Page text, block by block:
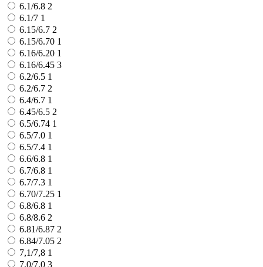
6.1/6.8 2
6.1/7 1
6.15/6.7 2
6.15/6.70 1
6.16/6.20 1
6.16/6.45 3
6.2/6.5 1
6.2/6.7 2
6.4/6.7 1
6.45/6.5 2
6.5/6.74 1
6.5/7.0 1
6.5/7.4 1
6.6/6.8 1
6.7/6.8 1
6.7/7.3 1
6.70/7.25 1
6.8/6.8 1
6.8/8.6 2
6.81/6.87 2
6.84/7.05 2
7,1/7,8 1
7.0/7.0 3